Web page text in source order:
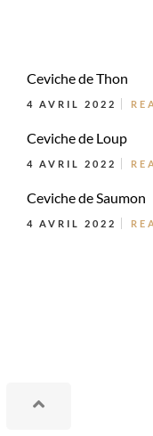
Ceviche de Thon
4 AVRIL 2022
Ceviche de Loup
4 AVRIL 2022
Ceviche de Saumon
4 AVRIL 2022